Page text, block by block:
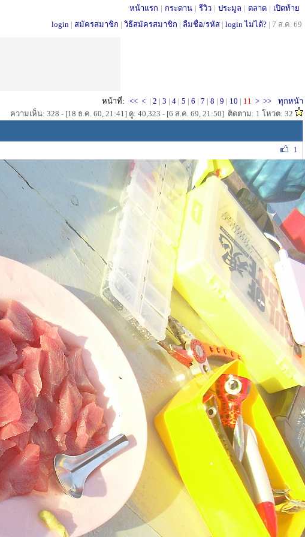
หน้าแรก | กระดาน | รีวิว | ประมูล | ตลาด | เปิดท้าย
login | สมัครสมาชิก | วิธีสมัครสมาชิก | ลืมชื่อ/รหัส | login ไม่ได้? | 7 ส.ค. 69
หน้าที่: << < | 2 | 3 | 4 | 5 | 6 | 7 | 8 | 9 | 10 | 11 > >>
ทุกหน้า
ความเห็น: 328 - [18 ธ.ค. 60, 21:41] ดู: 40,323 - [6 ส.ค. 69, 21:50] ติดตาม: 1 โหวต: 32
1